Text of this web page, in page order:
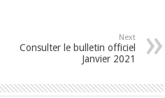
Next
Consulter le bulletin officiel
Janvier 2021